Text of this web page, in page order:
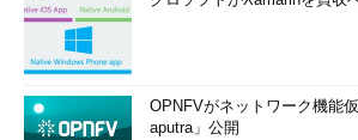
OPNFVがネットワーク機能
aputra」公開